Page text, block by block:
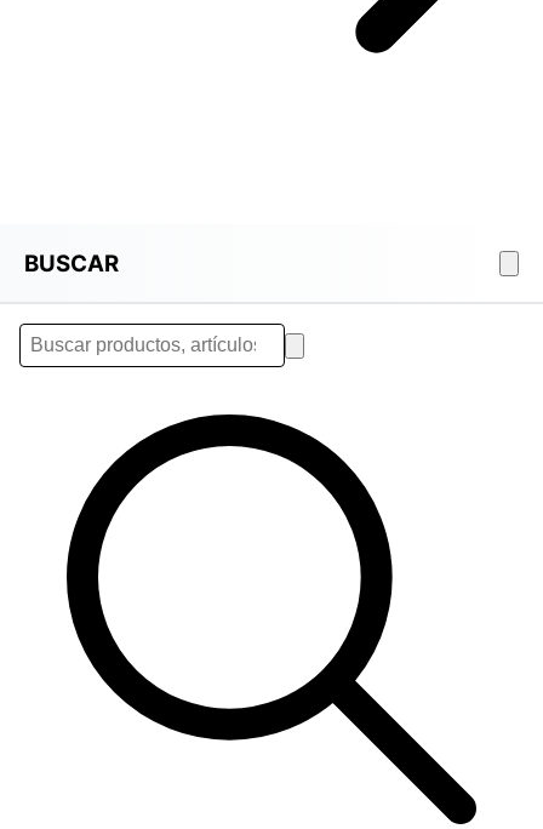
BUSCAR